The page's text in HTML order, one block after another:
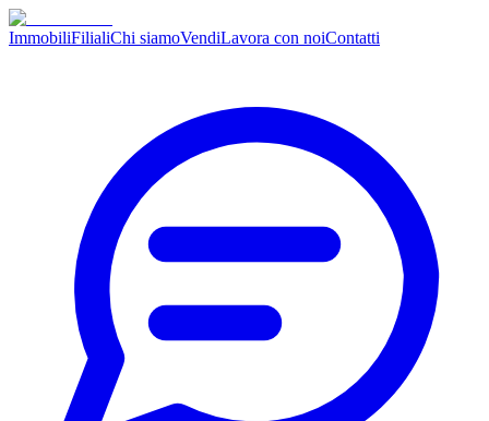
ImmobiliFilialiChi siamoVendiLavora con noiContatti